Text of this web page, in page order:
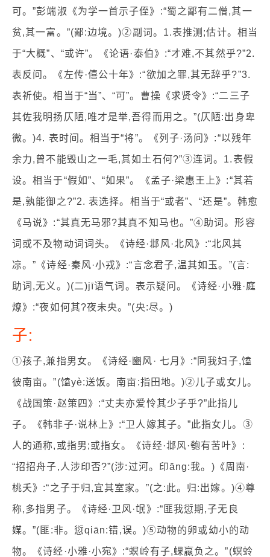
可。”彭端淑《为学一首示子侄》:“蜀之鄙有二僧,其一
贫,其一富。”(鄙:边境。)②副词。1.表推测;估计。相当
于“大概”、“或许”。《论语·泰伯》:“才难,不其然乎?”2.
表反问。《左传·僖公十年》:“欲加之罪,其无辞乎?”3.
表祈使。相当于“当”、“可”。曹操《求贤令》:“二三子
其佐我明扬仄陋,唯才是举,吾得而用之。”(仄陋:出身卑
微。)4. 表时间。相当于“将”。《列子·汤问》:“以残年
余力,曾不能毁山之一毛,其如土石何?”③连词。1.表假
设。相当于“假如”、“如果”。《孟子·梁惠王上》:“其若
是,孰能御之?”2. 表选择。相当于“或者”、“还是”。韩愈
《马说》:“其真无马邪?其真不知马也。”④助词。形容
词或不及物动词词头。《诗经·邶风·北风》:“北风其
凉。”《诗经·秦风·小戎》:“言念君子,温其如玉。”(言:
助词,无义。)(二)jī语气词。表示疑问。《诗经·小雅·庭
燎》:“夜如何其?夜未央。”(央:尽。)
子:
①孩子,兼指男女。《诗经·豳风· 七月》:“同我妇子,馌
彼南亩。”(馌yè:送饭。南亩:指田地。)②儿子或女儿。
《战国策·赵策四》:“丈夫亦爱怜其少子乎?”此指儿
子。《韩非子·说林上》:“卫人嫁其子。”此指女儿。③
人的通称,或指男;或指女。《诗经·邶风·匏有苦叶》:
“招招舟子,人涉印否?”(涉:过河。印āng:我。)《周南·
桃夭》:“之子于归,宜其室家。”(之:此。归:出嫁。)④尊
称,多指男子。《诗经·卫风·氓》:“匪我愆期,子无良
媒。”(匪:非。愆qiān:错,误。)⑤动物的卵或幼小的动
物。《诗经·小雅·小宛》:“螟岭有子,蜾蠃负之。”(螟蛉